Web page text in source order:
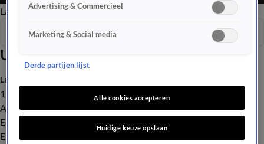
dit weer in een waanzinnig warm pak rondspringen: Op het NK
Late EditieOchtend EditieVroege Editie
Uitzendingen
Seizoen 2026
Laatste nieuws
112
Advies & Tips
Economie
Entertainment
Advertising & Commercieel
Marketing & Social media
Derde partijen lijst
Alle cookies accepteren
Huidige keuze opslaan